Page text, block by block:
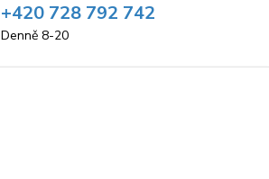
+420 728 792 742
Denně 8-20